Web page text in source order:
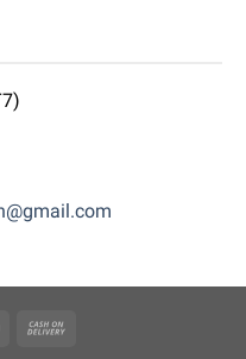
sức chứa tới 8 kg đá
cứng
cả gia đình hay tổ chức